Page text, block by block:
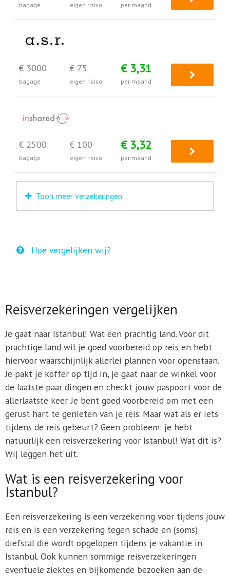
bagage eigen risico per maand
€ 3000
bagage
€ 75
eigen risico
€ 3,31
per maand
€ 2500
bagage
€ 100
eigen risico
€ 3,32
per maand
Toon meer verzekeringen
Hoe vergelijken wij?
Reisverzekeringen vergelijken
Je gaat naar Istanbul! Wat een prachtig land. Voor dit
prachtige land wil je goed voorbereid op reis en hebt
hiervoor waarschijnlijk allerlei plannen voor openstaan.
Je pakt je koffer op tijd in, je gaat naar de winkel voor
de laatste paar dingen en checkt jouw paspoort voor de
allerlaatste keer. Je bent goed voorbereid om met een
gerust hart te genieten van je reis. Maar wat als er iets
tijdens de reis gebeurt? Geen probleem: je hebt
natuurlijk een reisverzekering voor Istanbul! Wat dit is?
Wij leggen het uit.
Wat is een reisverzekering voor
Istanbul?
Een reisverzekering is een verzekering voor tijdens jouw
reis en is een verzekering tegen schade en (soms)
diefstal die wordt opgelopen tijdens je vakantie in
Istanbul. Ook kunnen sommige reisverzekeringen
eventuele ziektes en bijkomende bezoeken aan de